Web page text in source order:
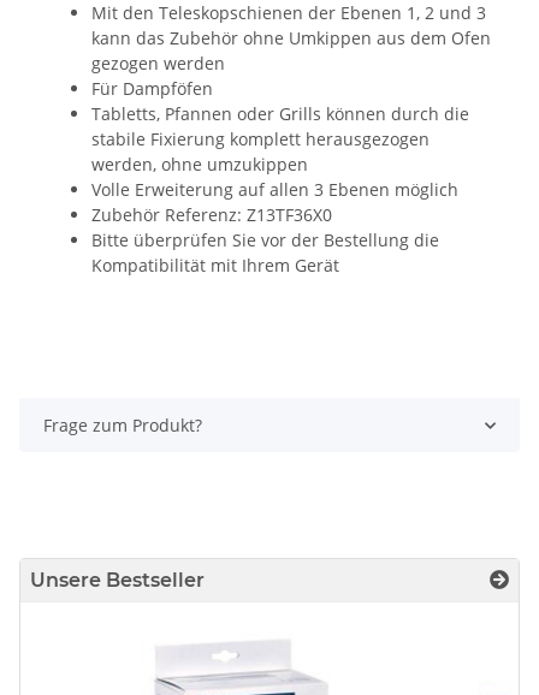
Mit den Teleskopschienen der Ebenen 1, 2 und 3
kann das Zubehör ohne Umkippen aus dem Ofen
gezogen werden
Für Dampföfen
Tabletts, Pfannen oder Grills können durch die
stabile Fixierung komplett herausgezogen
werden, ohne umzukippen
Volle Erweiterung auf allen 3 Ebenen möglich
Zubehör Referenz: Z13TF36X0
Bitte überprüfen Sie vor der Bestellung die
Kompatibilität mit Ihrem Gerät
Frage zum Produkt?
Unsere Bestseller